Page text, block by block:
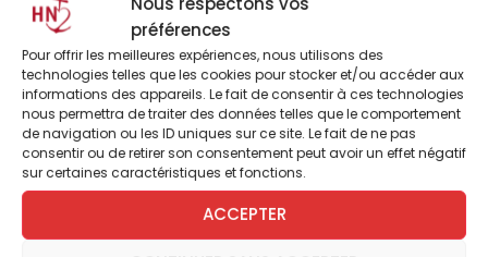
préférences
Pour offrir les meilleures expériences, nous utilisons des
technologies telles que les cookies pour stocker et/ou accéder aux
informations des appareils. Le fait de consentir à ces technologies
nous permettra de traiter des données telles que le comportement
de navigation ou les ID uniques sur ce site. Le fait de ne pas
consentir ou de retirer son consentement peut avoir un effet négatif
sur certaines caractéristiques et fonctions.
ACCEPTER
En cliquant sur "Je m'inscris", j'accepte que les données
recueillies par L'Homme Nouveau soient destinées à l'envoi par
courrier électronique de contenus et d'informations relatifs aux
programmes.